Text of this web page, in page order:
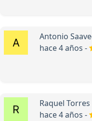
Antonio
hace 4 años -
Raquel Torres
hace 4 años -